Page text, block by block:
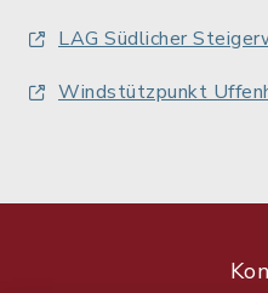
LAG Südlicher
Windstützpunkt